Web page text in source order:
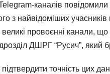
каналів
з найвідоміших
провоєнні канали, що
ДШРГ “Русич”, який
підтвердити точність цих